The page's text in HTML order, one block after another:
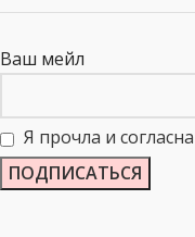
Ваш мейл
Я прочла и